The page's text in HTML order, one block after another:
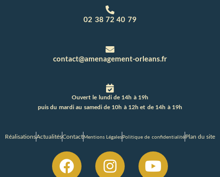
02 38 72 40 79
contact@amenagement-orleans.fr
Ouvert le lundi de 14h à 19h
puis du mardi au samedi de 10h à 12h et de 14h à 19h
RéalisationsActualitésContactMentions LégalesPolitique de confidentialitéPlan du site